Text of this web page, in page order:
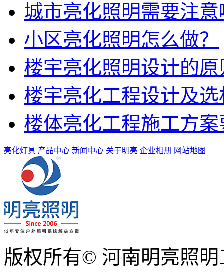
城市亮化照明需要注意
小区亮化照明怎么做？
楼宇亮化照明设计的
楼宇亮化工程设计及选
楼体亮化工程施工方
亮化灯具 产品中心 新闻中心 关于明亮 企业相册 网站地图
版权所有© 河南明亮照